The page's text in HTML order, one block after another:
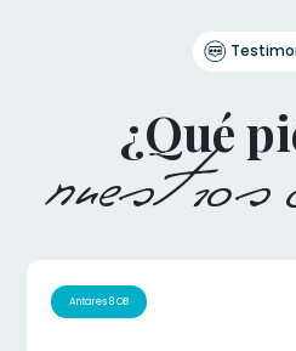
¿Qué
nuestros
Antares 8 OB